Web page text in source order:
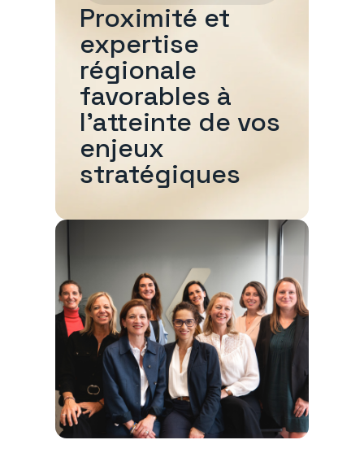
Proximité et
expertise
régionale
favorables à
l'atteinte de vos
enjeux
stratégiques